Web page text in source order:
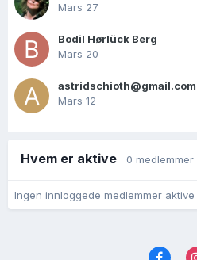
Mars 27
Bodil Hørlück Berg
Mars 20
astridschioth@gmail.com
Mars 12
Hvem er aktive 0 medlemmer
Ingen innloggede medlemmer aktive